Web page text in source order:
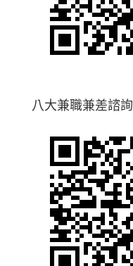
八大兼職兼差諮詢